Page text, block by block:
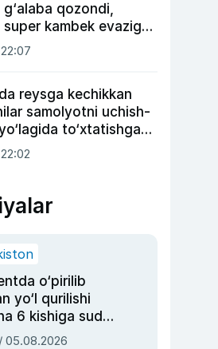
qozondi,
super kambek evaziga
ustun keldi,
durang qayd etdi
reysga kechikkan
samolyotni uchish-
to‘xtatishga
o‘pirilib
yo‘l qurilishi
6 kishiga sud
05.08.2026